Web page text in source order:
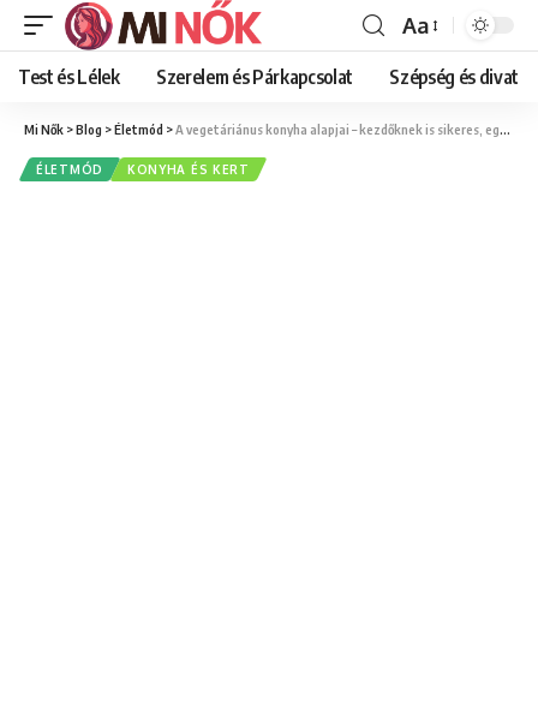
Font
Resizer
Aa
Test és Lélek Szerelem és Párkapcsolat Szépség és divat
Mi Nők >Blog >Életmód >A vegetáriánus konyha alapjai – kezdőknek is sikeres, egyszerű és finom receptek
ÉLETMÓD KONYHA ÉS KERT